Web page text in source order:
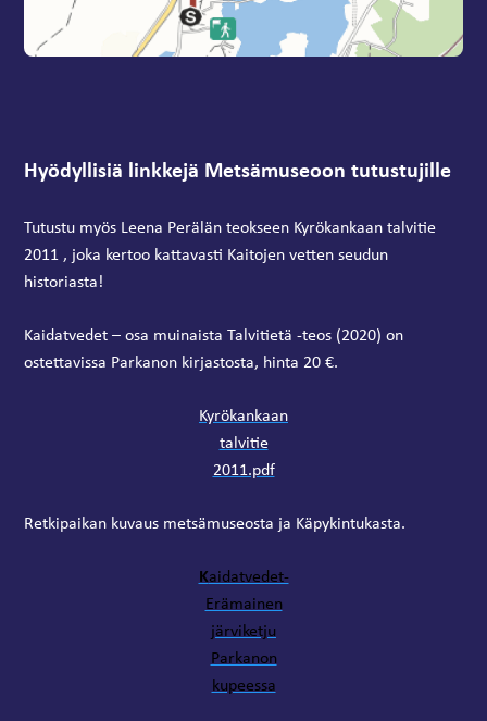
Hyödyllisiä linkkejä Metsämuseoon tutustujille
Tutustu myös Leena Perälän teokseen Kyrökankaan talvitie
2011 , joka kertoo kattavasti Kaitojen vetten seudun
historiasta!
Kaidatvedet – osa muinaista Talvitietä -teos (2020) on
ostettavissa Parkanon kirjastosta, hinta 20 €.
Kyrökankaan
talvitie
2011.pdf
Retkipaikan kuvaus metsämuseosta ja Käpykintukasta.
Kaidatvedet-
Erämainen
järviketju
Parkanon
kupeessa